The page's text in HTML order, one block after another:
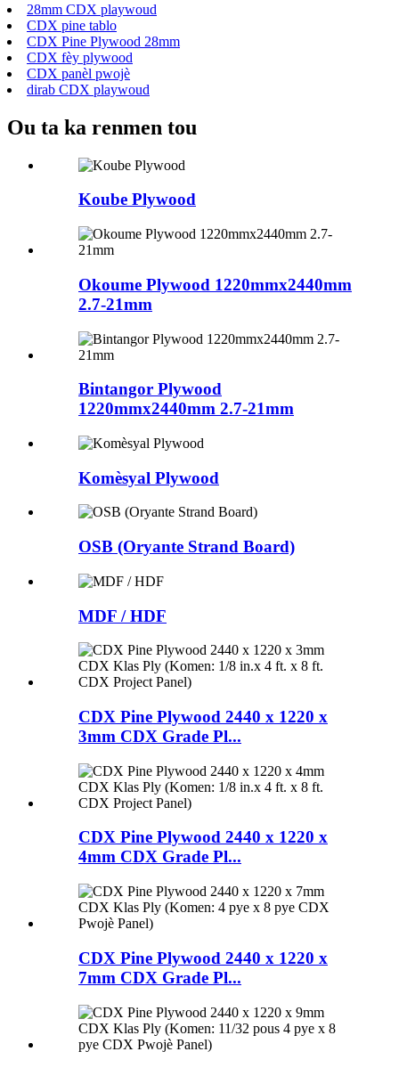
28mm CDX playwoud
CDX pine tablo
CDX Pine Plywood 28mm
CDX fèy plywood
CDX panèl pwojè
dirab CDX playwoud
Ou ta ka renmen tou
Koube Plywood
Okoume Plywood 1220mmx2440mm
2.7-21mm
Bintangor Plywood
1220mmx2440mm 2.7-21mm
Komèsyal Plywood
OSB (Oryante Strand Board)
MDF / HDF
CDX Pine Plywood 2440 x 1220 x
3mm CDX Grade Pl...
CDX Pine Plywood 2440 x 1220 x
4mm CDX Grade Pl...
CDX Pine Plywood 2440 x 1220 x
7mm CDX Grade Pl...